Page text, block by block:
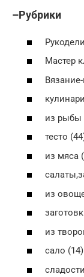
–Рубрики
Мастер
из рыбы
тесто
из мяса
из
из
сало (14)